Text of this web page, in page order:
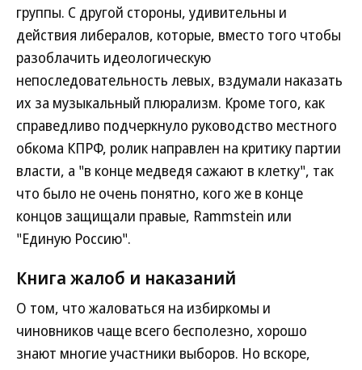
группы. С другой стороны, удивительны и
действия либералов, которые, вместо того чтобы
разоблачить идеологическую
непоследовательность левых, вздумали наказать
их за музыкальный плюрализм. Кроме того, как
справедливо подчеркнуло руководство местного
обкома КПРФ, ролик направлен на критику партии
власти, а "в конце медведя сажают в клетку", так
что было не очень понятно, кого же в конце
концов защищали правые, Rammstein или
"Единую Россию".
Книга жалоб и наказаний
О том, что жаловаться на избиркомы и
чиновников чаще всего бесполезно, хорошо
знают многие участники выборов. Но вскоре,